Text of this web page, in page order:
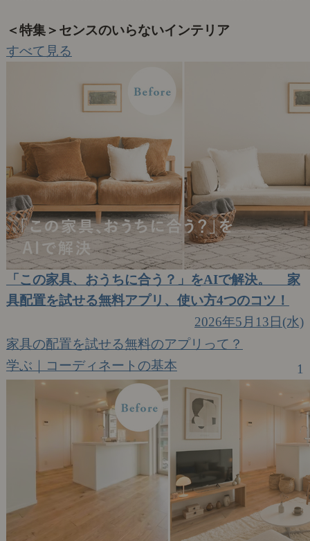
＜特集＞センスのいらないインテリア
すべて見る
「この家具、おうちに合う？」をAIで解決。 家
具配置を試せる無料アプリ、使い方4つのコツ！
2026年5月13日(水)
家具の配置を試せる無料のアプリって？
学ぶ｜コーディネートの基本
1